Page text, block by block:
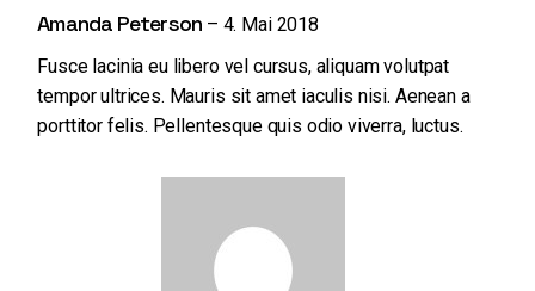
Amanda Peterson – 4. Mai 2018
Fusce lacinia eu libero vel cursus, aliquam volutpat
tempor ultrices. Mauris sit amet iaculis nisi. Aenean a
porttitor felis. Pellentesque quis odio viverra, luctus.